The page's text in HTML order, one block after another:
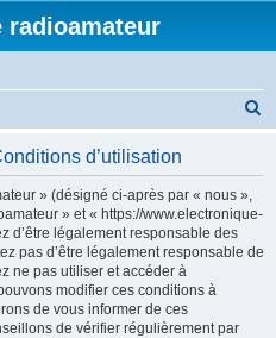
radioamateur
d’utilisation
» (désigné ci-après par « nous »,
» et « https://www.electronique-
d’être légalement responsable des
pas d’être légalement responsable de
ne pas utiliser et accéder à
modifier ces conditions à
de vous informer de ces
de vérifier régulièrement par